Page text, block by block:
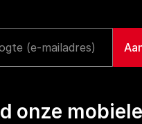
onze